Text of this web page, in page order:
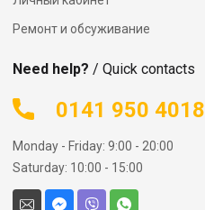
Ремонт и обсуживание
Need help? / Quick contacts
0141 950 4018
Monday - Friday: 9:00 - 20:00
Saturday: 10:00 - 15:00